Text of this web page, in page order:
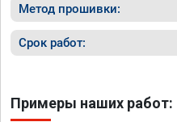
Метод прошивки:
Срок работ:
Примеры наших работ: